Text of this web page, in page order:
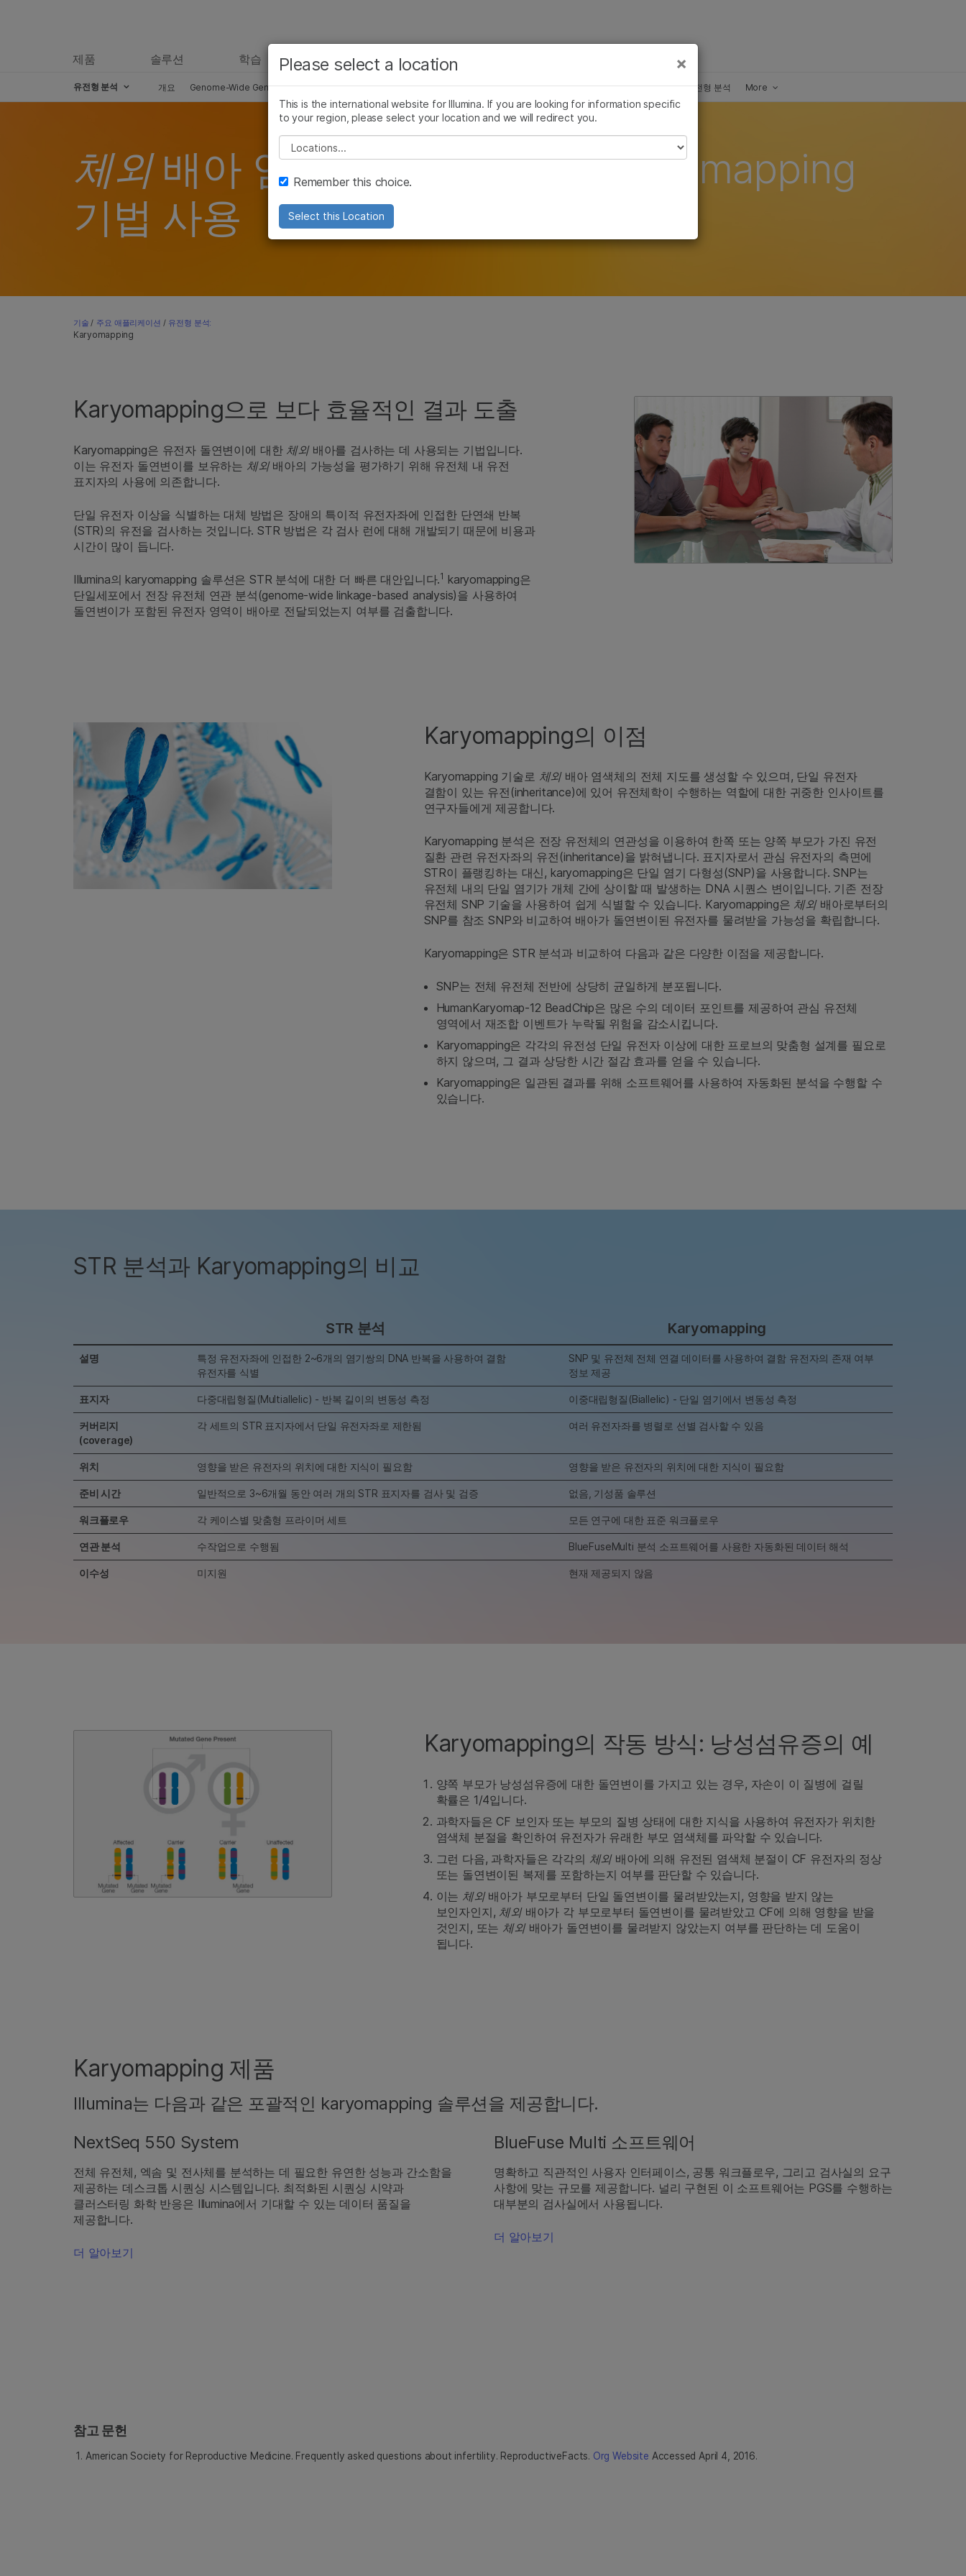
제품 솔루션 학습 회사 지원
유전형 분석 개요 Genome-Wide Genotyping Targeted Genotyping 맞춤형 유전형 분석 Copy Number Variation Analysis 고처리량 유전형 분석 More
체외배아 염색체 매핑을 위한 karyomapping
기법 사용
기술 / 주요 애플리케이션 / 유전형 분석:
Karyomapping
Karyomapping으로 보다 효율적인 결과 도출
Karyomapping은 유전자 돌연변이에 대한 체외배아를 검사하는 데 사용되는 기법입니다.
이는 유전자 돌연변이를 보유하는 체외배아의 가능성을 평가하기 위해 유전체 내 유전
표지자의 사용에 의존합니다.
단일 유전자 이상을 식별하는 대체 방법은 장애의 특이적 유전자좌에 인접한 단연쇄 반복
(STR)의 유전을 검사하는 것입니다. STR 방법은 각 검사 런에 대해 개발되기 때문에 비용과
시간이 많이 듭니다.
Illumina의 karyomapping 솔루션은 STR 분석에 대한 더 빠른 대안입니다.1 karyomapping은
단일세포에서 전장 유전체 연관 분석(genome-wide linkage-based analysis)을 사용하여
돌연변이가 포함된 유전자 영역이 배아로 전달되었는지 여부를 검출합니다.
Karyomapping의 이점
Karyomapping 기술로 체외배아 염색체의 전체 지도를 생성할 수 있으며, 단일 유전자
결함이 있는 유전(inheritance)에 있어 유전체학이 수행하는 역할에 대한 귀중한 인사이트를
연구자들에게 제공합니다.
Karyomapping 분석은 전장 유전체의 연관성을 이용하여 한쪽 또는 양쪽 부모가 가진 유전
질환 관련 유전자좌의 유전(inheritance)을 밝혀냅니다. 표지자로서 관심 유전자의 측면에
STR이 플랭킹하는 대신, karyomapping은 단일 염기 다형성(SNP)을 사용합니다. SNP는
유전체 내의 단일 염기가 개체 간에 상이할 때 발생하는 DNA 시퀀스 변이입니다. 기존 전장
유전체 SNP 기술을 사용하여 쉽게 식별할 수 있습니다. Karyomapping은 체외배아로부터의
SNP를 참조 SNP와 비교하여 배아가 돌연변이된 유전자를 물려받을 가능성을 확립합니다.
Karyomapping은 STR 분석과 비교하여 다음과 같은 다양한 이점을 제공합니다.
SNP는 전체 유전체 전반에 상당히 균일하게 분포됩니다.
HumanKaryomap-12 BeadChip은 많은 수의 데이터 포인트를 제공하여 관심 유전체
영역에서 재조합 이벤트가 누락될 위험을 감소시킵니다.
Karyomapping은 각각의 유전성 단일 유전자 이상에 대한 프로브의 맞춤형 설계를 필요로
하지 않으며, 그 결과 상당한 시간 절감 효과를 얻을 수 있습니다.
Karyomapping은 일관된 결과를 위해 소프트웨어를 사용하여 자동화된 분석을 수행할 수
있습니다.
STR 분석과 Karyomapping의 비교
STR 분석 Karyomapping
설명
특정 유전자좌에 인접한 2~6개의 염기쌍의 DNA 반복을 사용하여 결함
유전자를 식별
SNP 및 유전체 전체 연결 데이터를 사용하여 결함 유전자의 존재 여부
정보 제공
표지자 다중대립형질(Multiallelic) - 반복 길이의 변동성 측정 이중대립형질(Biallelic) - 단일 염기에서 변동성 측정
커버리지
(coverage)
각 세트의 STR 표지자에서 단일 유전자좌로 제한됨 여러 유전자좌를 병렬로 선별 검사할 수 있음
위치 영향을 받은 유전자의 위치에 대한 지식이 필요함 영향을 받은 유전자의 위치에 대한 지식이 필요함
준비 시간 일반적으로 3~6개월 동안 여러 개의 STR 표지자를 검사 및 검증 없음, 기성품 솔루션
워크플로우 각 케이스별 맞춤형 프라이머 세트 모든 연구에 대한 표준 워크플로우
연관 분석 수작업으로 수행됨 BlueFuseMulti 분석 소프트웨어를 사용한 자동화된 데이터 해석
이수성 미지원 현재 제공되지 않음
Karyomapping의 작동 방식: 낭성섬유증의 예
양쪽 부모가 낭성섬유증에 대한 돌연변이를 가지고 있는 경우, 자손이 이 질병에 걸릴
확률은 1/4입니다.
과학자들은 CF 보인자 또는 부모의 질병 상태에 대한 지식을 사용하여 유전자가 위치한
염색체 분절을 확인하여 유전자가 유래한 부모 염색체를 파악할 수 있습니다.
그런 다음, 과학자들은 각각의 체외배아에 의해 유전된 염색체 분절이 CF 유전자의 정상
또는 돌연변이된 복제를 포함하는지 여부를 판단할 수 있습니다.
이는 체외배아가 부모로부터 단일 돌연변이를 물려받았는지, 영향을 받지 않는
보인자인지, 체외배아가 각 부모로부터 돌연변이를 물려받았고 CF에 의해 영향을 받을
것인지, 또는 체외배아가 돌연변이를 물려받지 않았는지 여부를 판단하는 데 도움이
됩니다.
Karyomapping 제품
Illumina는 다음과 같은 포괄적인 karyomapping 솔루션을 제공합니다.
NextSeq 550 System
전체 유전체, 엑솜 및 전사체를 분석하는 데 필요한 유연한 성능과 간소함을
제공하는 데스크톱 시퀀싱 시스템입니다. 최적화된 시퀀싱 시약과
클러스터링 화학 반응은 Illumina에서 기대할 수 있는 데이터 품질을
제공합니다.
더 알아보기
BlueFuse Multi 소프트웨어
명확하고 직관적인 사용자 인터페이스, 공통 워크플로우, 그리고 검사실의 요구
사항에 맞는 규모를 제공합니다. 널리 구현된 이 소프트웨어는 PGS를 수행하는
대부분의 검사실에서 사용됩니다.
더 알아보기
참고 문헌
American Society for Reproductive Medicine. Frequently asked questions about infertility. ReproductiveFacts. Org Website Accessed April 4, 2016.
×
Please select a location
This is the international website for Illumina. If you are looking for information specific
to your region, please select your location and we will redirect you.
Please select a location
Remember this choice.
Select this Location
보다 관련성이 높은 콘텐츠를 확인하실 수 있습니다. 주요
관심 분야를 선택해 주세요:
×
미생물학 연구
복합 질환 연구
생식 보건 연구